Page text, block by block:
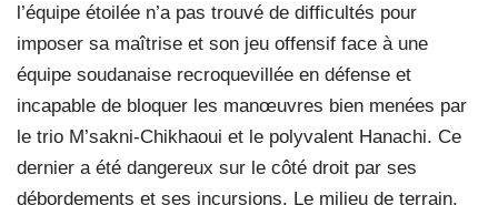
l’équipe étoilée n’a pas trouvé de difficultés pour
imposer sa maîtrise et son jeu offensif face à une
équipe soudanaise recroquevillée en défense et
incapable de bloquer les manœuvres bien menées par
le trio M’sakni-Chikhaoui et le polyvalent Hanachi. Ce
dernier a été dangereux sur le côté droit par ses
débordements et ses incursions. Le milieu de terrain,